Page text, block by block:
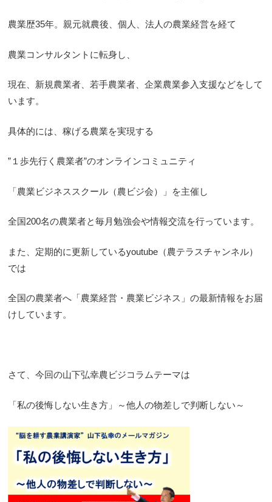
農業歴35年。親元就農後、個人、法人の農業経営を経て
農業コンサルタントに転身し、
現在、新規農業者、若手農業者、企業農業参入支援などをして
います。
具体的には、稼げる農業を実現する
”１歩先行く農業者”のオンラインコミュニティ
「農業ビジネススクール（農ビジ会）」を主催し
全国200名の農業者と毎月勉強会や情報交流を行っています。
また、定期的に更新しているyoutube（農テラスチャンネル）
では
全国の農業者へ「農業経営・農業ビジネス」の最新情報をお届
けしています。
さて、今回の山下弘幸農ビジコラムテーマは
「私の後悔しない生き方」～他人の物差しで判断しない～